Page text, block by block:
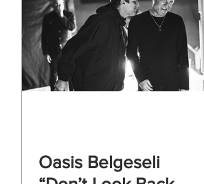
Oasis Belgeseli